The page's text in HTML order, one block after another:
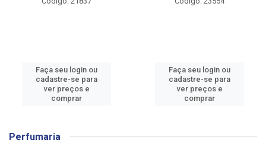
Faça seu login ou
cadastre-se para
ver preços e
comprar
Faça seu login ou
cadastre-se para
ver preços e
comprar
Perfumaria